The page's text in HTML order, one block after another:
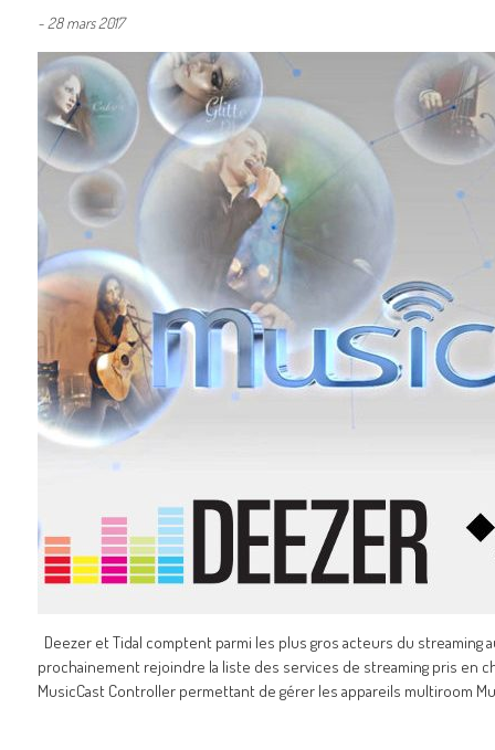
- 28 mars 2017
Deezer et Tidal comptent parmi les plus gros acteurs du
prochainement rejoindre la liste des services de streaming pris en
MusicCast Controller permettant de gérer les appareils multiroom